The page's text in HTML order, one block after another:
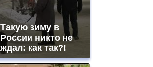
Такую зиму в
России никто не
ждал: как так?!